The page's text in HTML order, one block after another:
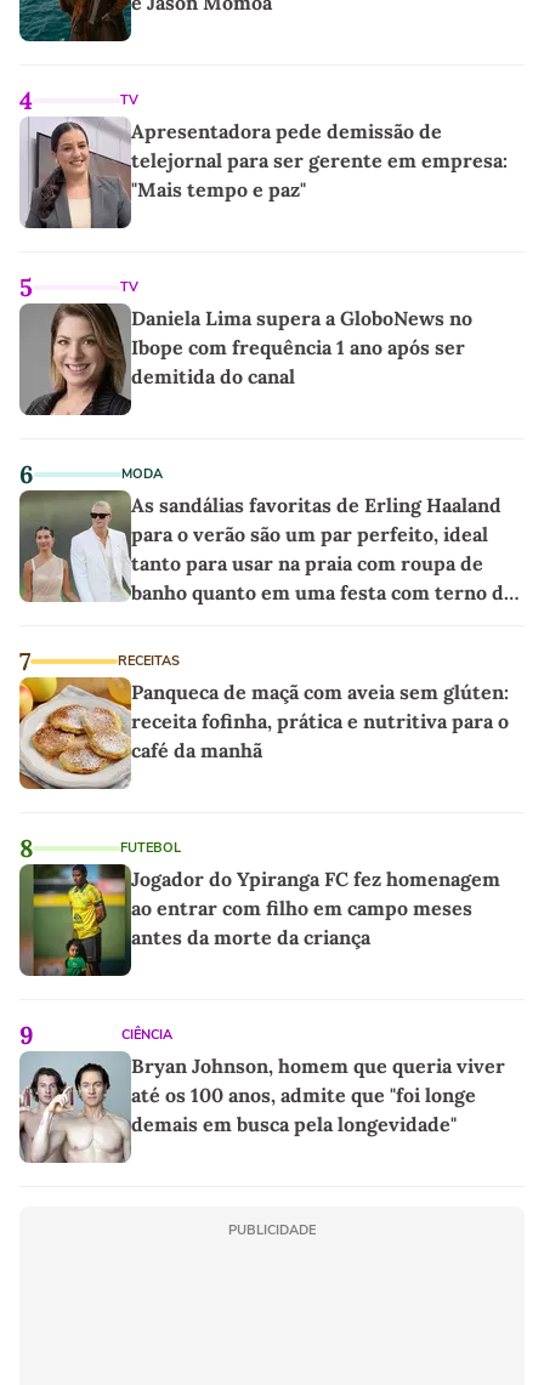
4 TV
Apresentadora pede demissão de
telejornal para ser gerente em empresa:
"Mais tempo e paz"
5 TV
Daniela Lima supera a GloboNews no
Ibope com frequência 1 ano após ser
demitida do canal
6 MODA
As sandálias favoritas de Erling Haaland
para o verão são um par perfeito, ideal
tanto para usar na praia com roupa de
banho quanto em uma festa com terno de
7 RECEITAS
Panqueca de maçã com aveia sem glúten:
receita fofinha, prática e nutritiva para o
café da manhã
8 FUTEBOL
Jogador do Ypiranga FC fez homenagem
ao entrar com filho em campo meses
antes da morte da criança
9 CIÊNCIA
Bryan Johnson, homem que queria viver
até os 100 anos, admite que "foi longe
demais em busca pela longevidade"
PUBLICIDADE